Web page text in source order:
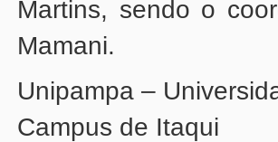
Mamani.
Unipampa –
Campus de Itaqui